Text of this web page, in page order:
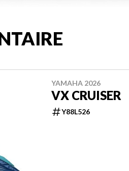
YAMAHA 2026
VX CRUISER
Y88L526